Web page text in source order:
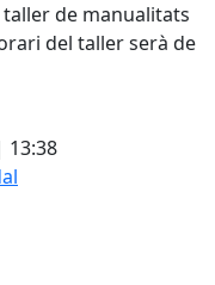
de manualitats
del taller serà de
13:38